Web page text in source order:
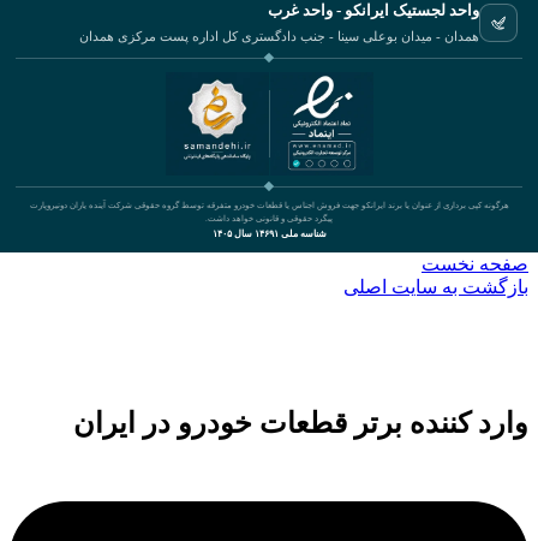
واحد لجستیک ایرانکو - واحد غرب
همدان - میدان بوعلی سینا - جنب دادگستری کل اداره پست مرکزی همدان
هرگونه کپی برداری از عنوان یا برند ایرانکو جهت فروش اجناس یا قطعات خودرو متفرقه توسط گروه حقوقی شرکت آینده یاران دونیروپارت
پیگرد حقوقی و قانونی خواهد داشت.
شناسه ملی ۱۴۶۹۱ سال ۱۴۰۵
صفحه نخست
بازگشت به سایت اصلی
وارد کننده برتر قطعات خودرو در ایران